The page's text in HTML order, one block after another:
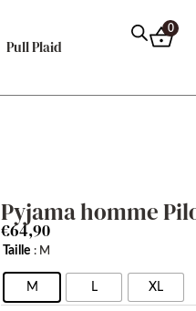
Pull Plaid
0
Pyjama homme
€64,90
Taille : M
M L XL
quantité
Pyjama
homme